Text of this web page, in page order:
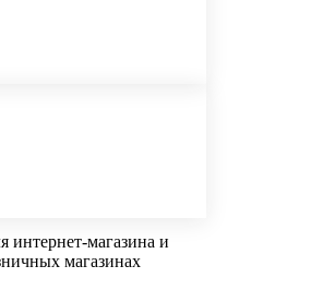
интернет-магазина и
магазинах